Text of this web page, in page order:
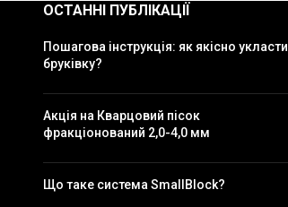
ОСТАННІ ПУБЛІКАЦІЇ
Пошагова інструкція: як якісно укласти
бруківку?
Акція на Кварцовий пісок
фракціонований 2,0-4,0 мм
Що таке система SmallBlock?